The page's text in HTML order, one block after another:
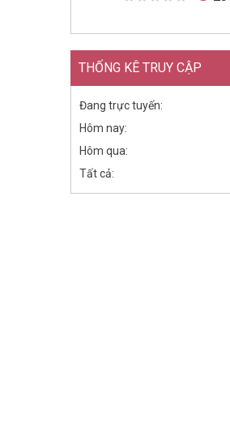
THỐNG KÊ TRUY CẬP
Đang trực tuyến:
Hôm nay:
Hôm qua:
Tất cả: